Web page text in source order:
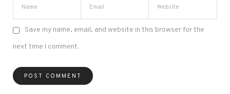
Save my name, email, and website in this browser for the
next time I comment.